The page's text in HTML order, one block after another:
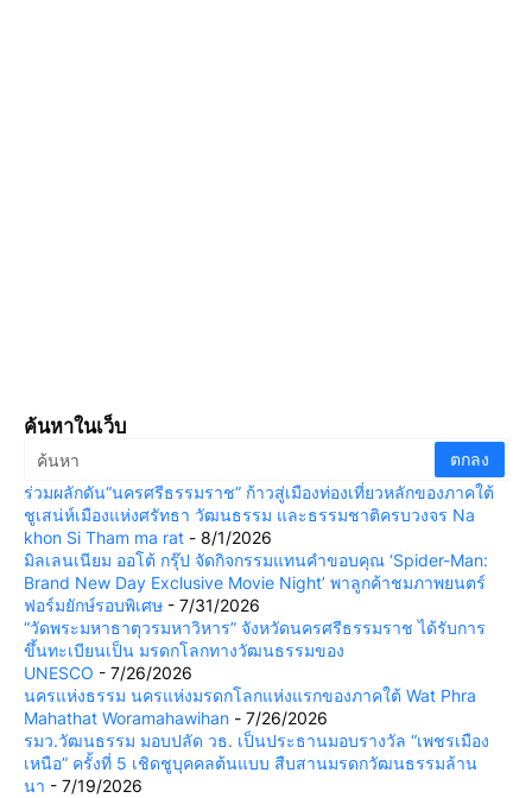
ค้นหาในเว็บ
ร่วมผลักดัน“นครศรีธรรมราช” ก้าวสู่เมืองท่องเที่ยวหลักของภาคใต้
ชูเสน่ห์เมืองแห่งศรัทธา วัฒนธรรม และธรรมชาติครบวงจร Na
khon Si Tham ma rat - 8/1/2026
มิลเลนเนียม ออโต้ กรุ๊ป จัดกิจกรรมแทนคำขอบคุณ ‘Spider-Man:
Brand New Day Exclusive Movie Night’ พาลูกค้าชมภาพยนตร์
ฟอร์มยักษ์รอบพิเศษ - 7/31/2026
“วัดพระมหาธาตุวรมหาวิหาร” จังหวัดนครศรีธรรมราช ได้รับการ
ขึ้นทะเบียนเป็น มรดกโลกทางวัฒนธรรมของ
UNESCO - 7/26/2026
นครแห่งธรรม นครแห่งมรดกโลกแห่งแรกของภาคใต้ Wat Phra
Mahathat Woramahawihan - 7/26/2026
รมว.วัฒนธรรม มอบปลัด วธ. เป็นประธานมอบรางวัล “เพชรเมือง
เหนือ” ครั้งที่ 5 เชิดชูบุคคลต้นแบบ สืบสานมรดกวัฒนธรรมล้าน
นา - 7/19/2026